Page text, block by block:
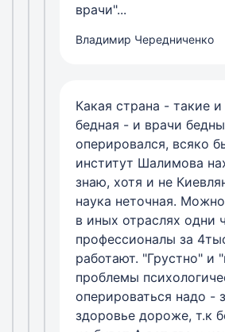
врачи"...
Владимир Чередниченко
Какая страна - такие
бедная - и врачи
оперировался, всяко
институт Шалимова
знаю, хотя и не
наука неточная.
в иных отраслях одни
профессионалы за
работают. "Грустно" и
проблемы
оперироваться надо -
здоровье дороже, т.к